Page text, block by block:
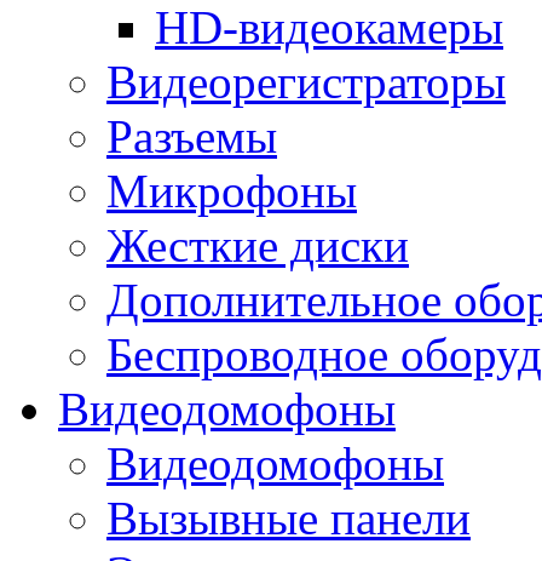
HD-видеокамеры
Видеорегистраторы
Разъемы
Микрофоны
Жесткие диски
Дополнительное
Беспроводное
Видеодомофоны
Видеодомофоны
Вызывные панели